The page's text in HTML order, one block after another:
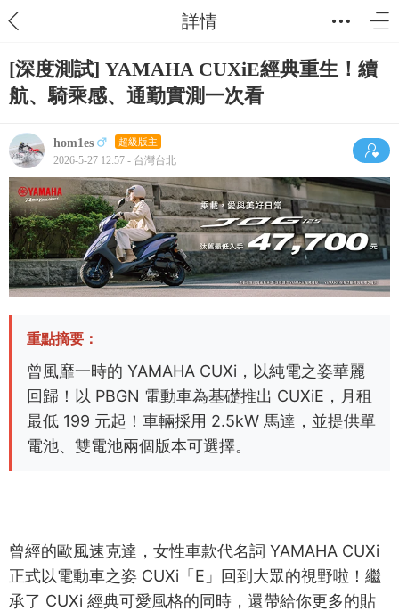
詳情
[深度測試] YAMAHA CUXiE經典重生！續
航、騎乘感、通勤實測一次看
hom1es 超級版主
2026-5-27 12:57 - 台灣台北
重點摘要：
曾風靡一時的 YAMAHA CUXi，以純電之姿華麗
回歸！以 PBGN 電動車為基礎推出 CUXiE，月租
最低 199 元起！車輛採用 2.5kW 馬達，並提供單
電池、雙電池兩個版本可選擇。
曾經的歐風速克達，女性車款代名詞 YAMAHA CUXi
正式以電動車之姿 CUXi「E」回到大眾的視野啦！繼
承了 CUXi 經典可愛風格的同時，還帶給你更多的貼